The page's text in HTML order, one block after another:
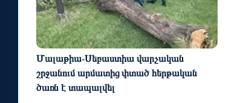
Մալաթիա-Սեբաստիա վարչական
շրջանում արմատից փտած հերթական
ծառն է տապալվել